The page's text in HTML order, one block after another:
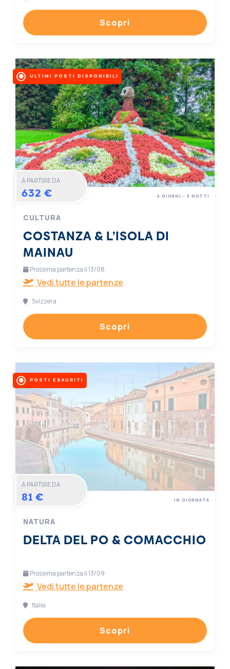
Scopri
ULTIMI POSTI DISPONIBILI
A PARTIRE DA
632 €
CULTURA
COSTANZA & L’ISOLA DI
MAINAU
4 GIORNI - 3 NOTTI
Prossima partenza il 13/08
Vedi tutte le partenze
Svizzera
Scopri
POSTI ESAURITI
A PARTIRE DA
81 €
NATURA
DELTA DEL PO & COMACCHIO
IN GIORNATA
Prossima partenza il 13/09
Vedi tutte le partenze
Italia
Scopri